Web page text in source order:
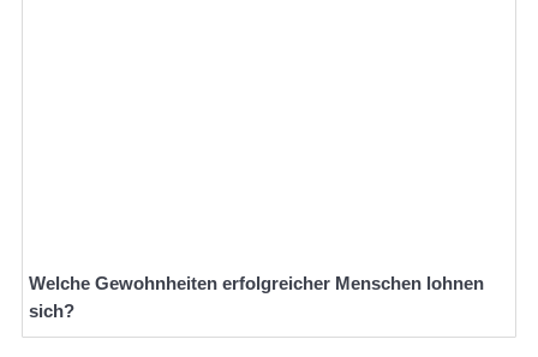
Welche Gewohnheiten erfolgreicher Menschen lohnen
sich?